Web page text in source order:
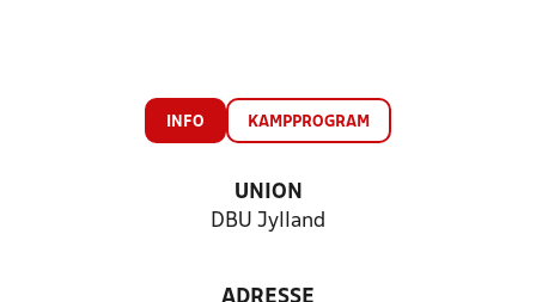
INFO KAMPPROGRAM
UNION
DBU Jylland
ADRESSE